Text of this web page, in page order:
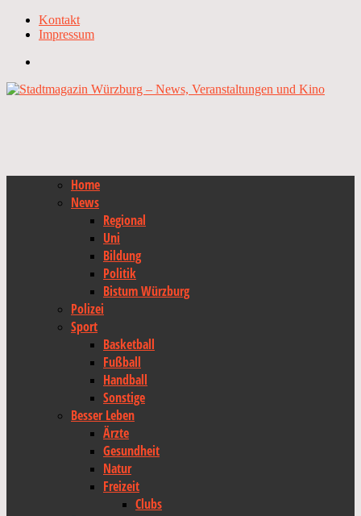
Kontakt
Impressum
Home
News
Regional
Uni
Bildung
Politik
Bistum Würzburg
Polizei
Sport
Basketball
Fußball
Handball
Sonstige
Besser Leben
Ärzte
Gesundheit
Natur
Freizeit
Clubs